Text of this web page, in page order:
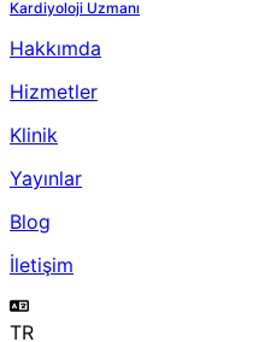
Kardiyoloji Uzmanı
Hakkımda
Hizmetler
Klinik
Yayınlar
Blog
İletişim
TR